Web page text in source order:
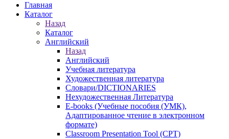
Главная
Каталог
Назад
Каталог
Английский
Назад
Английский
Учебная литература
Художественная литература
Словари/DICTIONARIES
Нехудожественная Литература
E-books (Учебные пособия (УМК),
Адаптированное чтение в электронном
формате)
Classroom Presentation Tool (CPT)